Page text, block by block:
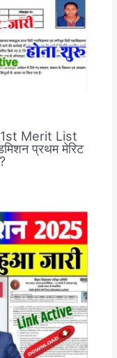
Merit List
प्रथम मेरिट